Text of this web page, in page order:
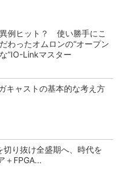
異例ヒット？ 使い勝手にこ
だわったオムロンの“オープン
な”IO-Linkマスター
キャストの基本的な考え方
り抜け全盛期へ、時代を
＋FPGA...